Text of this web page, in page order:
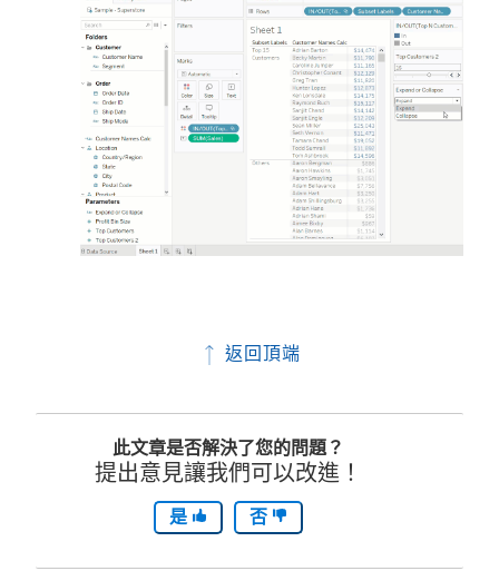
返回頂端
此文章是否解決了您的問題？
提出意見讓我們可以改進！
是 否